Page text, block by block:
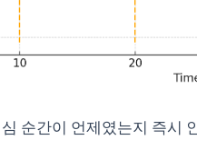
순간이 언제였는지 즉시